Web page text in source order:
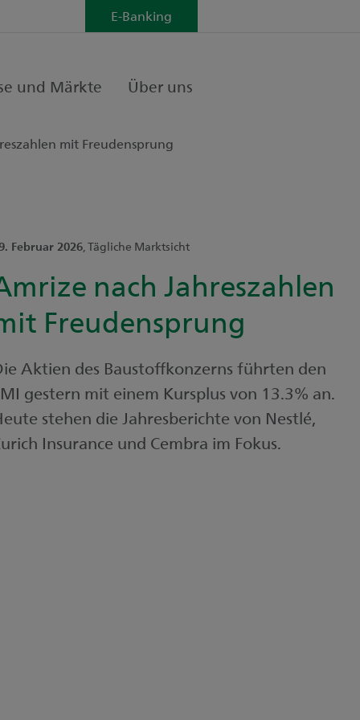
und Märkte Über uns
E-Banking
mit Freudensprung
Februar 2026 , Tägliche Marktsicht
nach Jahreszahlen
Freudensprung
Aktien des Baustoffkonzerns führten den
gestern mit einem Kursplus von 13.3% an.
stehen die Jahresberichte von Nestlé,
Insurance und Cembra im Fokus.